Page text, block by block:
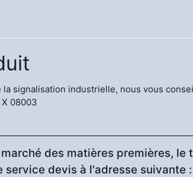
signalisation industrielle, nous vous
08003
des matières premières,
devis à l'adresse suivante :